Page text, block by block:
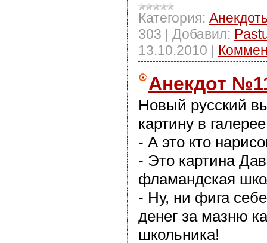
Категория:
303 | Добавил:
13.10.2010 |
Анекдот
Новый русский
картину в
- А это кто
- Это картина
фламандская
- Ну, ни фига
денег за мазню
школьника!